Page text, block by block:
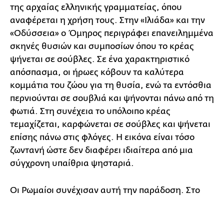
της αρχαίας ελληνικής γραμματείας, όπου
αναφέρεται η χρήση τους. Στην «Ιλιάδα» και την
«Οδύσσεια» ο Όμηρος περιγράφει επανειλημμένα
σκηνές θυσιών και συμποσίων όπου το κρέας
ψήνεται σε σούβλες. Σε ένα χαρακτηριστικό
απόσπασμα, οι ήρωες κόβουν τα καλύτερα
κομμάτια του ζώου για τη θυσία, ενώ τα εντόσθια
περνιούνται σε σουβλιά και ψήνονται πάνω από τη
φωτιά. Στη συνέχεια το υπόλοιπο κρέας
τεμαχίζεται, καρφώνεται σε σούβλες και ψήνεται
επίσης πάνω στις φλόγες. Η εικόνα είναι τόσο
ζωντανή ώστε δεν διαφέρει ιδιαίτερα από μια
σύγχρονη υπαίθρια ψησταριά.
Οι Ρωμαίοι συνέχισαν αυτή την παράδοση. Στο